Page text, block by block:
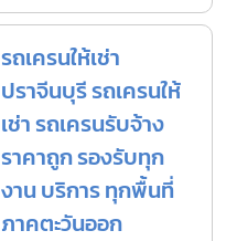
รถเครนให้เช่า
ปราจีนบุรี รถเครนให้
เช่า รถเครนรับจ้าง
ราคาถูก รองรับทุก
งาน บริการ ทุกพื้นที่
ภาคตะวันออก